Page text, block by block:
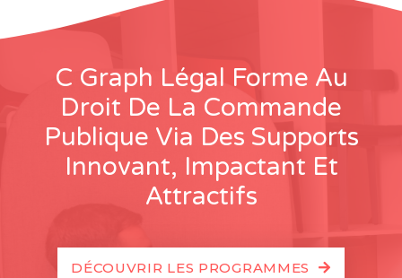
C Graph Légal Forme Au
Droit De La Commande
Publique Via Des Supports
Innovant, Impactant Et
Attractifs
DÉCOUVRIR LES PROGRAMMES